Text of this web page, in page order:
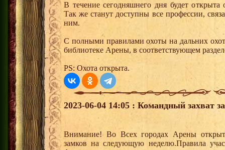
В течение сегодняшнего дня будет открыта
Так же станут доступны все профессии,
ним.
С полными правилами охоты на дальних
библиотеке Арены, в соответствующем
PS: Охота открыта.
2023-06-04 14:05 : Командный захват
Внимание! Во Всех городах Арены
замков на следующую неделю.Правила